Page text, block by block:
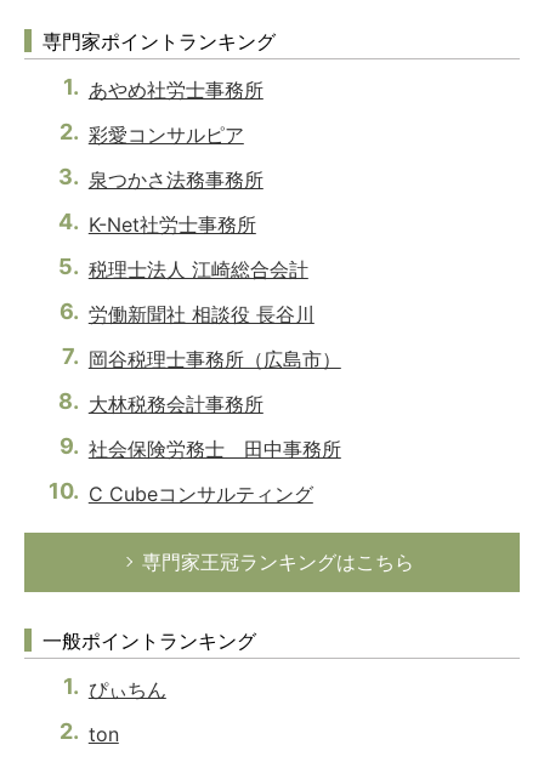
専門家ポイントランキング
あやめ社労士事務所
彩愛コンサルピア
泉つかさ法務事務所
K-Net社労士事務所
税理士法人 江崎総合会計
労働新聞社 相談役 長谷川
岡谷税理士事務所（広島市）
大林税務会計事務所
社会保険労務士 田中事務所
C Cubeコンサルティング
専門家王冠ランキングはこちら
一般ポイントランキング
ぴぃちん
ton